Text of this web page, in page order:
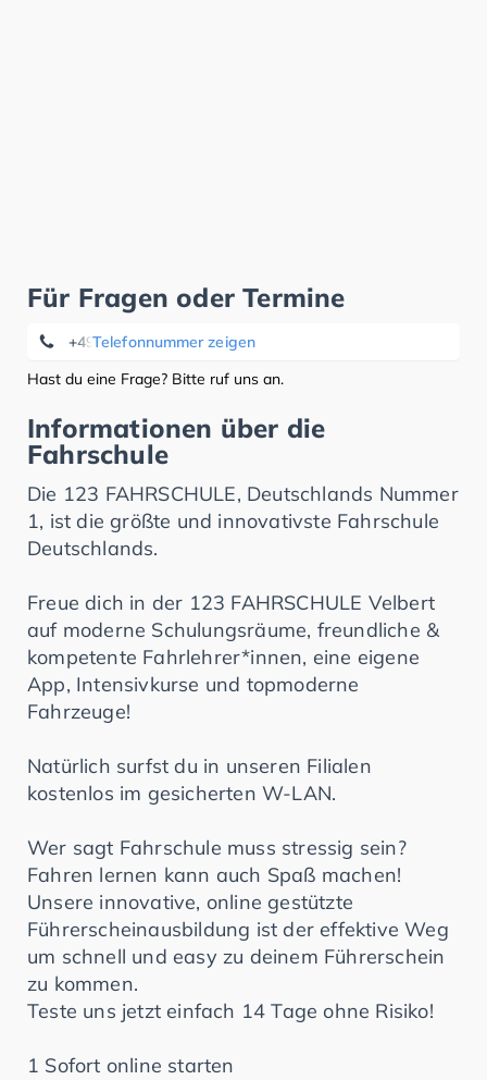
Für Fragen oder Termine
Telefonnummer zeigen
+4920519999019
Hast du eine Frage? Bitte ruf uns an.
Informationen über die
Fahrschule
Die 123 FAHRSCHULE, Deutschlands Nummer
1, ist die größte und innovativste Fahrschule
Deutschlands.
Freue dich in der 123 FAHRSCHULE Velbert
auf moderne Schulungsräume, freundliche &
kompetente Fahrlehrer*innen, eine eigene
App, Intensivkurse und topmoderne
Fahrzeuge!
Natürlich surfst du in unseren Filialen
kostenlos im gesicherten W-LAN.
Wer sagt Fahrschule muss stressig sein?
Fahren lernen kann auch Spaß machen!
Unsere innovative, online gestützte
Führerscheinausbildung ist der effektive Weg
um schnell und easy zu deinem Führerschein
zu kommen.
Teste uns jetzt einfach 14 Tage ohne Risiko!
1 Sofort online starten